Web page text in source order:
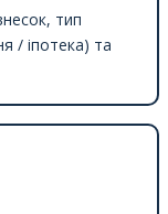
тип
/ іпотека) та